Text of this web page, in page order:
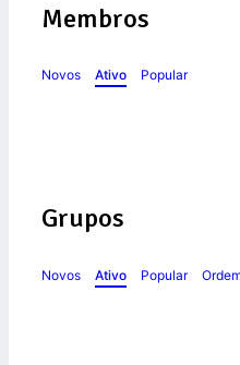
Membros
Novos Ativo Popular
Grupos
Novos Ativo Popular